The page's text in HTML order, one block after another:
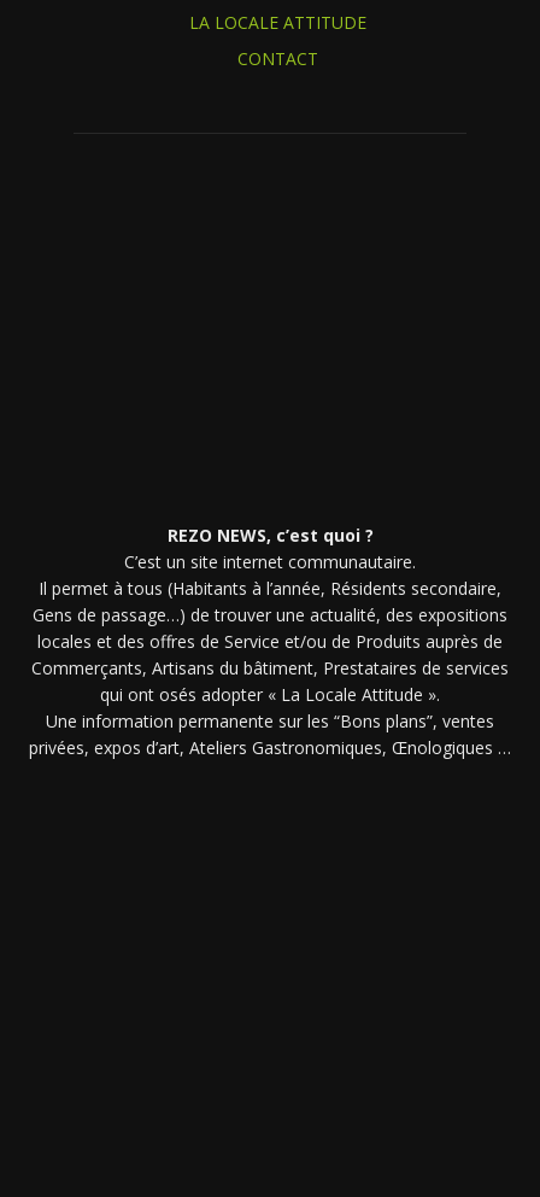
LA LOCALE ATTITUDE
CONTACT
REZO NEWS, c’est quoi ?
C’est un site internet communautaire.
Il permet à tous (Habitants à l’année, Résidents secondaire,
Gens de passage…) de trouver une actualité, des expositions
locales et des offres de Service et/ou de Produits auprès de
Commerçants, Artisans du bâtiment, Prestataires de services
qui ont osés adopter « La Locale Attitude ».
Une information permanente sur les “Bons plans”, ventes
privées, expos d’art, Ateliers Gastronomiques, Œnologiques …